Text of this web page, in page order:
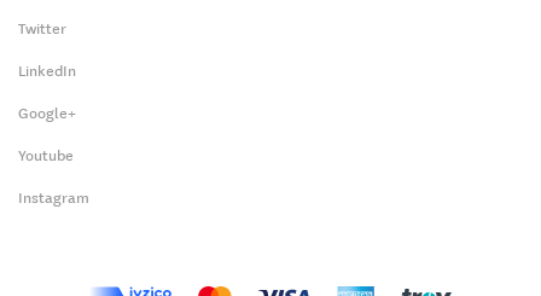
Twitter
LinkedIn
Google+
Youtube
Instagram